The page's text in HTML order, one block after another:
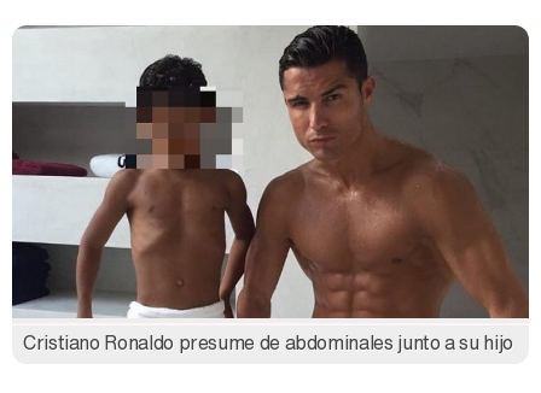
Cristiano Ronaldo presume de abdominales junto a su hijo